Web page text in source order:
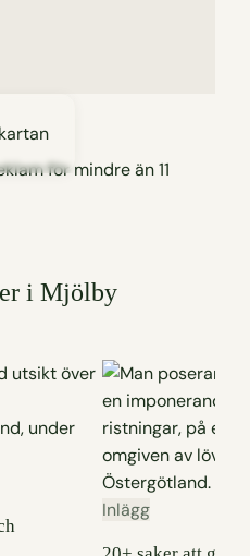
för mindre än 11
i Mjölby
Inlägg